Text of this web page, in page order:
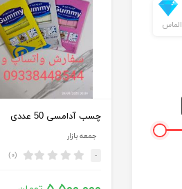
الماس
چسب آدامسی 50 عددی
جمعه بازار
- (۰)